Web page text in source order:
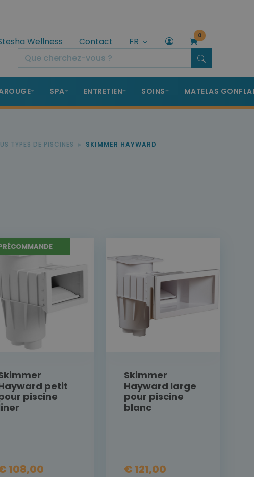
Wellness Contact FR
0
SPA ENTRETIEN SOINS MATELAS
TYPES DE PISCINES SKIMMER HAYWARD
petit
piscine
108,00
Skimmer
Hayward large
pour piscine
blanc
€ 121,00